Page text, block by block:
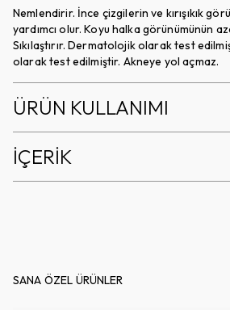
Nemlendirir. İnce çizgilerin ve kırışıkık
yardımcı olur. Koyu halka görünümünün
Sıkılaştırır. Dermatolojik olarak test
olarak test edilmiştir. Akneye yol açmaz.
ÜRÜN KULLANIMI
İÇERİK
SANA ÖZEL ÜRÜNLER